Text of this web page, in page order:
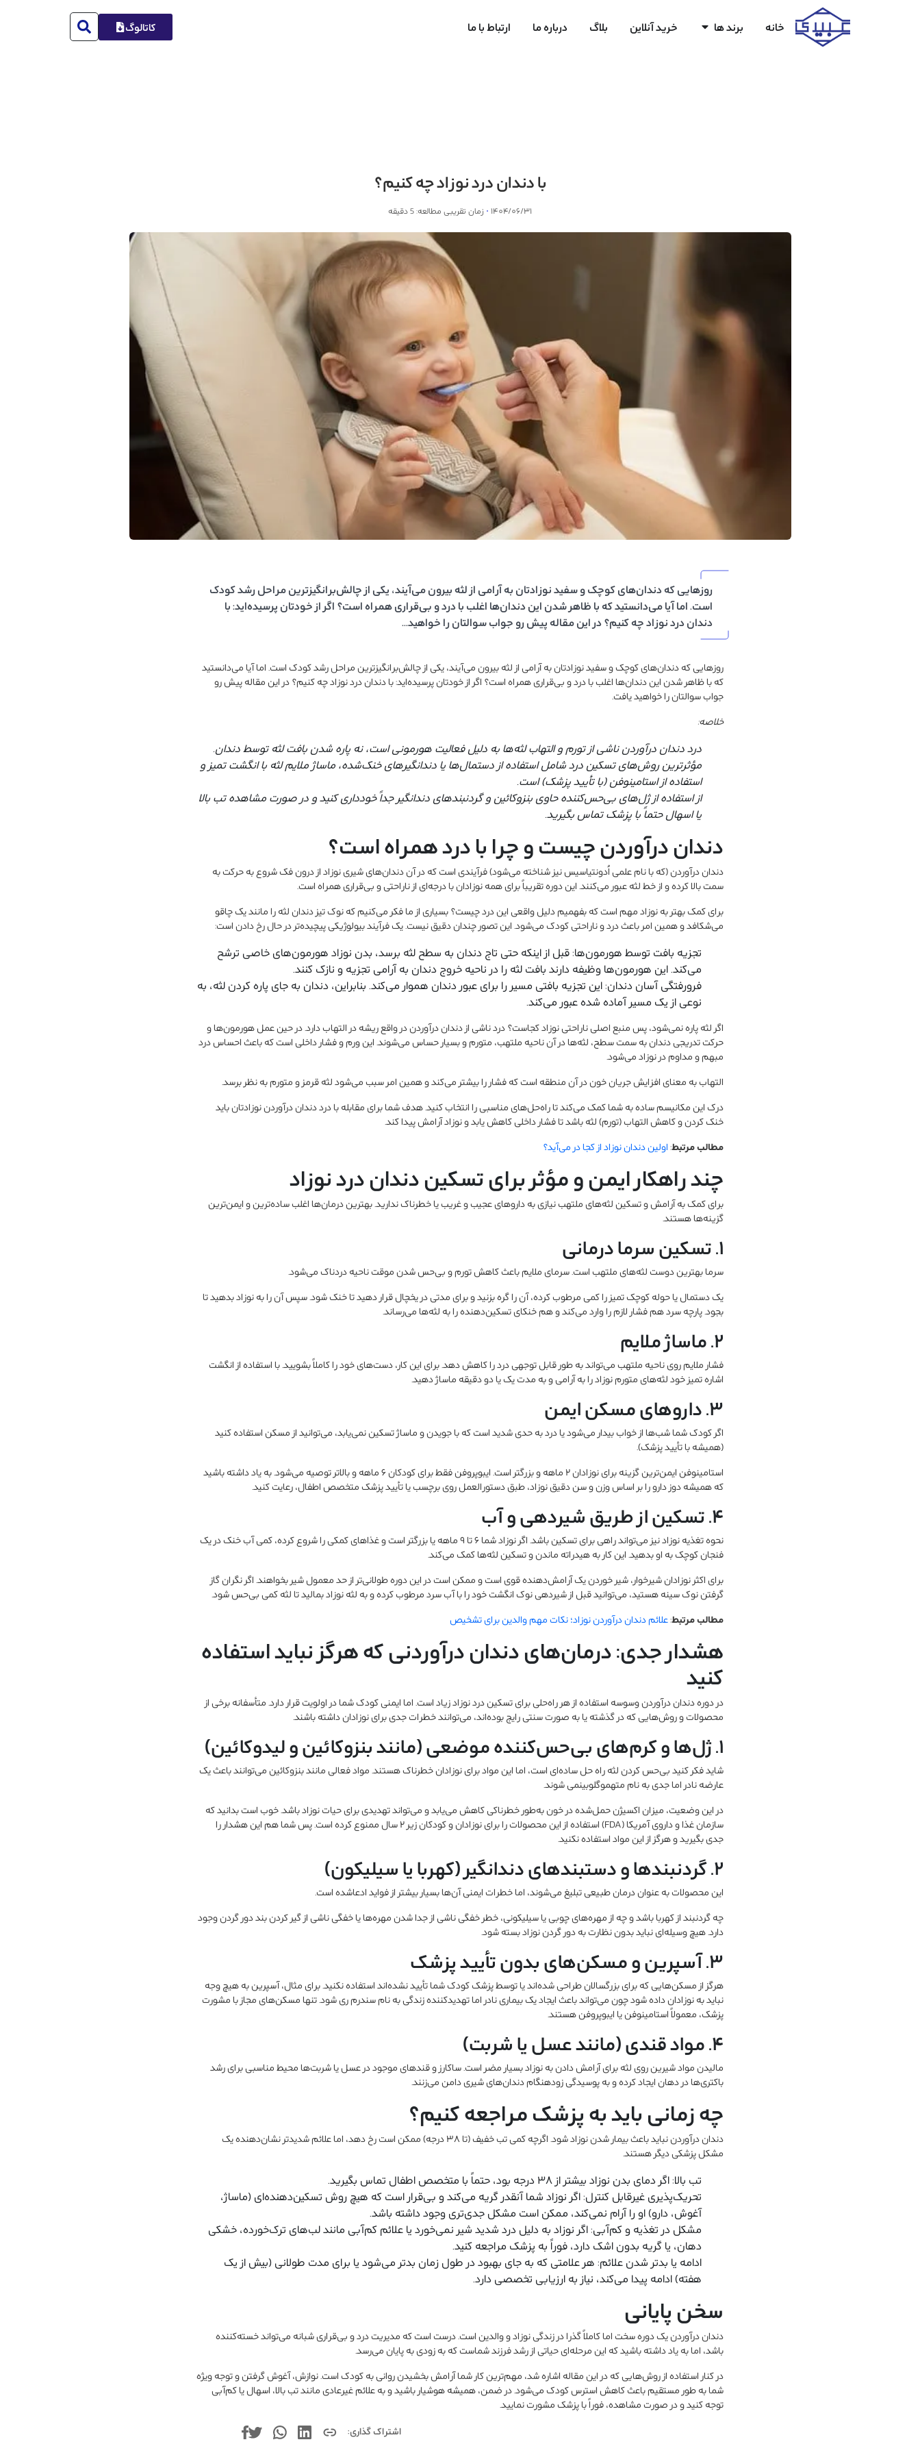
خانه برند ها خرید آنلاین بلاگ درباره ما ارتباط با ما کاتالوگ
با دندان درد نوزاد چه کنیم؟
۱۴۰۴/۰۶/۳۱ زمان تقریبی مطالعه: 5 دقیقه
روزهایی که دندان‌های کوچک و سفید نوزادتان به آرامی از لثه بیرون می‌آیند، یکی از چالش‌برانگیزترین مراحل رشد کودک
است. اما آیا می‌دانستید که با ظاهر شدن این دندان‌ها اغلب با درد و بی‌قراری همراه است؟ اگر از خودتان پرسیده‌اید: با
دندان درد نوزاد چه کنیم؟ در این مقاله پیش رو جواب سوالتان را خواهید...
روزهایی که دندان‌های کوچک و سفید نوزادتان به آرامی از لثه بیرون می‌آیند، یکی از چالش‌برانگیزترین مراحل رشد کودک است. اما آیا می‌دانستید
که با ظاهر شدن این دندان‌ها اغلب با درد و بی‌قراری همراه است؟ اگر از خودتان پرسیده‌اید: با دندان درد نوزاد چه کنیم؟ در این مقاله پیش رو
جواب سوالتان را خواهید یافت.
خلاصه:
درد دندان درآوردن ناشی از تورم و التهاب لثه‌ها به دلیل فعالیت هورمونی است، نه پاره شدن بافت لثه توسط دندان.
مؤثرترین روش‌های تسکین درد شامل استفاده از دستمال‌ها یا دندانگیرهای خنک‌شده، ماساژ ملایم لثه با انگشت تمیز و
استفاده از استامینوفن (با تأیید پزشک) است.
از استفاده از ژل‌های بی‌حس‌کننده حاوی بنزوکائین و گردنبندهای دندانگیر جداً خودداری کنید و در صورت مشاهده تب بالا
یا اسهال حتماً با پزشک تماس بگیرید.
دندان درآوردن چیست و چرا با درد همراه است؟
دندان درآوردن (که با نام علمی اُدونتیاسیس نیز شناخته می‌شود) فرآیندی است که در آن دندان‌های شیری نوزاد از درون فک شروع به حرکت به
سمت بالا کرده و از خط لثه عبور می‌کنند. این دوره تقریباً برای همه نوزادان با درجه‌ای از ناراحتی و بی‌قراری همراه است.
برای کمک بهتر به نوزاد مهم است که بفهمیم دلیل واقعی این درد چیست؟ بسیاری از ما فکر می‌کنیم که نوک تیز دندان لثه را مانند یک چاقو
می‌شکافد و همین امر باعث درد و ناراحتی کودک می‌شود. این تصور چندان دقیق نیست. یک فرآیند بیولوژیکی پیچیده‌تر در حال رخ دادن است:
تجزیه بافت توسط هورمون‌ها: قبل از اینکه حتی تاج دندان به سطح لثه برسد، بدن نوزاد هورمون‌های خاصی ترشح
می‌کند. این هورمون‌ها وظیفه دارند بافت لثه را در ناحیه خروج دندان به آرامی تجزیه و نازک کنند.
فرورفتگی آسان دندان: این تجزیه بافتی مسیر را برای عبور دندان هموار می‌کند. بنابراین، دندان به جای پاره کردن لثه، به
نوعی از یک مسیر آماده شده عبور می‌کند.
اگر لثه پاره نمی‌شود، پس منبع اصلی ناراحتی نوزاد کجاست؟ درد ناشی از دندان درآوردن در واقع ریشه در التهاب دارد. در حین عمل هورمون‌ها و
حرکت تدریجی دندان به سمت سطح، لثه‌ها در آن ناحیه ملتهب، متورم و بسیار حساس می‌شوند. این ورم و فشار داخلی است که باعث احساس درد
مبهم و مداوم در نوزاد می‌شود.
التهاب به معنای افزایش جریان خون در آن منطقه است که فشار را بیشتر می‌کند و همین امر سبب می‌شود لثه قرمز و متورم به نظر برسد.
درک این مکانیسم ساده به شما کمک می‌کند تا راه‌حل‌های مناسبی را انتخاب کنید. هدف شما برای مقابله با درد دندان درآوردن نوزادتان باید
خنک کردن و کاهش التهاب (تورم) لثه باشد تا فشار داخلی کاهش یابد و نوزاد آرامش پیدا کند.
مطالب مرتبط:اولین دندان نوزاد از کجا در می‌آید؟
چند راهکار ایمن و مؤثر برای تسکین دندان درد نوزاد
برای کمک به آرامش و تسکین لثه‌های ملتهب نیازی به داروهای عجیب و غریب یا خطرناک ندارید. بهترین درمان‌ها اغلب ساده‌ترین و ایمن‌ترین
گزینه‌ها هستند.
۱. تسکین سرما درمانی
سرما بهترین دوست لثه‌های ملتهب است. سرمای ملایم باعث کاهش تورم و بی‌حس شدن موقت ناحیه دردناک می‌شود.
یک دستمال یا حوله کوچک تمیز را کمی مرطوب کرده، آن را گره بزنید و برای مدتی در یخچال قرار دهید تا خنک شود. سپس آن را به نوزاد بدهید تا
بجود. پارچه سرد هم فشار لازم را وارد می‌کند و هم خنکای تسکین‌دهنده را به لثه‌ها می‌رساند.
۲. ماساژ ملایم
فشار ملایم روی ناحیه ملتهب می‌تواند به طور قابل توجهی درد را کاهش دهد. برای این کار، دست‌های خود را کاملاً بشویید. با استفاده از انگشت
اشاره تمیز خود لثه‌های متورم نوزاد را به آرامی و به مدت یک یا دو دقیقه ماساژ دهید.
۳. داروهای مسکن ایمن
اگر کودک شما شب‌ها از خواب بیدار می‌شود یا درد به حدی شدید است که با جویدن و ماساژ تسکین نمی‌یابد، می‌توانید از مسکن استفاده کنید
(همیشه با تأیید پزشک).
استامینوفن ایمن‌ترین گزینه برای نوزادان ۲ ماهه و بزرگتر است. ایبوپروفن فقط برای کودکان ۶ ماهه و بالاتر توصیه می‌شود. به یاد داشته باشید
که همیشه دوز دارو را بر اساس وزن و سن دقیق نوزاد، طبق دستورالعمل روی برچسب یا تأیید پزشک متخصص اطفال، رعایت کنید.
۴. تسکین از طریق شیردهی و آب
نحوه تغذیه نوزاد نیز می‌تواند راهی برای تسکین باشد. اگر نوزاد شما ۶ تا ۹ ماهه یا بزرگتر است و غذاهای کمکی را شروع کرده، کمی آب خنک در یک
فنجان کوچک به او بدهید. این کار به هیدراته ماندن و تسکین لثه‌ها کمک می‌کند.
برای اکثر نوزادان شیرخوار، شیر خوردن یک آرامش‌دهنده قوی است و ممکن است در این دوره طولانی‌تر از حد معمول شیر بخواهند. اگر نگران گاز
گرفتن نوک سینه هستید، می‌توانید قبل از شیردهی نوک انگشت خود را با آب سرد مرطوب کرده و به لثه نوزاد بمالید تا لثه کمی بی‌حس شود.
مطالب مرتبط:علائم دندان درآوردن نوزاد؛ نکات مهم والدین برای تشخیص
هشدار جدی: درمان‌های دندان درآوردنی که هرگز نباید استفاده
کنید
در دوره دندان درآوردن وسوسه استفاده از هر راه‌حلی برای تسکین درد نوزاد زیاد است. اما ایمنی کودک شما در اولویت قرار دارد. متأسفانه برخی از
محصولات و روش‌هایی که در گذشته یا به صورت سنتی رایج بوده‌اند، می‌توانند خطرات جدی برای نوزادان داشته باشند.
۱. ژل‌ها و کرم‌های بی‌حس‌کننده موضعی (مانند بنزوکائین و لیدوکائین)
شاید فکر کنید بی‌حس کردن لثه راه حل ساده‌ای است، اما این مواد برای نوزادان خطرناک هستند. مواد فعالی مانند بنزوکائین می‌توانند باعث یک
عارضه نادر اما جدی به نام متهموگلوبینمی شوند.
در این وضعیت، میزان اکسیژن حمل‌شده در خون به‌طور خطرناکی کاهش می‌یابد و می‌تواند تهدیدی برای حیات نوزاد باشد. خوب است بدانید که
سازمان غذا و داروی آمریکا (FDA) استفاده از این محصولات را برای نوزادان و کودکان زیر ۲ سال ممنوع کرده است. پس شما هم این هشدار را
جدی بگیرید و هرگز از این مواد استفاده نکنید.
۲. گردنبندها و دستبندهای دندانگیر (کهربا یا سیلیکون)
این محصولات به عنوان درمان طبیعی تبلیغ می‌شوند، اما خطرات ایمنی آن‌ها بسیار بیشتر از فواید ادعاشده است.
چه گردنبند از کهربا باشد و چه از مهره‌های چوبی یا سیلیکونی، خطر خفگی ناشی از جدا شدن مهره‌ها یا خفگی ناشی از گیر کردن بند دور گردن وجود
دارد. هیچ وسیله‌ای نباید بدون نظارت به دور گردن نوزاد بسته شود.
۳. آسپرین و مسکن‌های بدون تأیید پزشک
هرگز از مسکن‌هایی که برای بزرگسالان طراحی شده‌اند یا توسط پزشک کودک شما تأیید نشده‌اند استفاده نکنید. برای مثال، آسپرین به هیچ وجه
نباید به نوزادان داده شود چون می‌تواند باعث ایجاد یک بیماری نادر اما تهدیدکننده زندگی به نام سندرم ری شود. تنها مسکن‌های مجاز با مشورت
پزشک، معمولاً استامینوفن یا ایبوپروفن هستند.
۴. مواد قندی (مانند عسل یا شربت)
مالیدن مواد شیرین روی لثه برای آرامش دادن به نوزاد بسیار مضر است. ساکارز و قندهای موجود در عسل یا شربت‌ها محیط مناسبی برای رشد
باکتری‌ها در دهان ایجاد کرده و به پوسیدگی زودهنگام دندان‌های شیری دامن می‌زنند.
چه زمانی باید به پزشک مراجعه کنیم؟
دندان درآوردن نباید باعث بیمار شدن نوزاد شود. اگرچه کمی تب خفیف (تا ۳۸ درجه) ممکن است رخ دهد، اما علائم شدیدتر نشان‌دهنده یک
مشکل پزشکی دیگر هستند.
تب بالا: اگر دمای بدن نوزاد بیشتر از ۳۸ درجه بود، حتماً با متخصص اطفال تماس بگیرید.
تحریک‌پذیری غیرقابل کنترل: اگر نوزاد شما آنقدر گریه می‌کند و بی‌قرار است که هیچ روش تسکین‌دهنده‌ای (ماساژ،
آغوش، دارو) او را آرام نمی‌کند، ممکن است مشکل جدی‌تری وجود داشته باشد.
مشکل در تغذیه و کم‌آبی: اگر نوزاد به دلیل درد شدید شیر نمی‌خورد یا علائم کم‌آبی مانند لب‌های ترک‌خورده، خشکی
دهان، یا گریه بدون اشک دارد، فوراً به پزشک مراجعه کنید.
ادامه یا بدتر شدن علائم: هر علامتی که به جای بهبود در طول زمان بدتر می‌شود یا برای مدت طولانی (بیش از یک
هفته) ادامه پیدا می‌کند، نیاز به ارزیابی تخصصی دارد.
سخن پایانی
دندان درآوردن یک دوره سخت اما کاملاً گذرا در زندگی نوزاد و والدین است. درست است که مدیریت درد و بی‌قراری شبانه می‌تواند خسته‌کننده
باشد، اما به یاد داشته باشید که این مرحله‌ای حیاتی از رشد فرزند شماست که به زودی به پایان می‌رسد.
در کنار استفاده از روش‌هایی که در این مقاله اشاره شد، مهم‌ترین کار شما آرامش بخشیدن روانی به کودک است. نوازش، آغوش گرفتن و توجه ویژه
شما به طور مستقیم باعث کاهش استرس کودک می‌شود. در ضمن، همیشه هوشیار باشید و به علائم غیرعادی مانند تب بالا، اسهال یا کم‌آبی
توجه کنید و در صورت مشاهده، فوراً با پزشک مشورت نمایید.
اشتراک گذاری: